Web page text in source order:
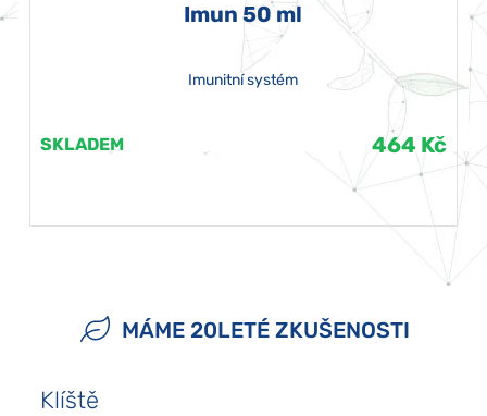
Imun 50 ml
Imunitní systém
SKLADEM 464 Kč
MÁME 20LETÉ ZKUŠENOSTI
Klíště